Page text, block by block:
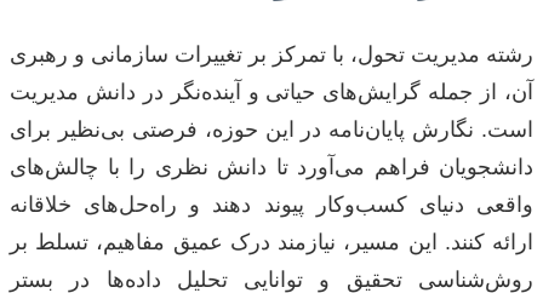
رشته مدیریت تحول، با تمرکز بر تغییرات سازمانی و رهبری
آن، از جمله گرایش‌های حیاتی و آینده‌نگر در دانش مدیریت
است. نگارش پایان‌نامه در این حوزه، فرصتی بی‌نظیر برای
دانشجویان فراهم می‌آورد تا دانش نظری را با چالش‌های
واقعی دنیای کسب‌وکار پیوند دهند و راه‌حل‌های خلاقانه
ارائه کنند. این مسیر، نیازمند درک عمیق مفاهیم، تسلط بر
روش‌شناسی تحقیق و توانایی تحلیل داده‌ها در بستر